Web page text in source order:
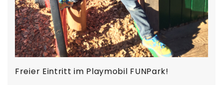
Freier Eintritt im Playmobil FUNPark!